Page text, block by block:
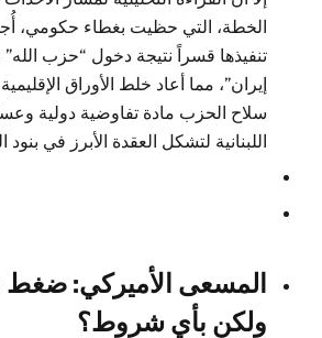
الخطة، التي حظيت بغطاء حكومي،
تنفيذها قسراً نتيجة دخول “حزب
إيران”، مما أعاد خلط الأوراق
سلاح الحزب مادة تفاوضية دولية
اللبنانية لتشكل العقدة الأبرز في
المسعى الأميركي: ضغط
ولكن بأي شروط؟